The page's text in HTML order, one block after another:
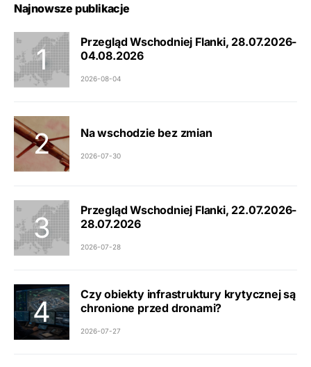
Najnowsze publikacje
Przegląd Wschodniej Flanki, 28.07.2026-
04.08.2026
2026-08-04
Na wschodzie bez zmian
2026-07-30
Przegląd Wschodniej Flanki, 22.07.2026-
28.07.2026
2026-07-28
Czy obiekty infrastruktury krytycznej są
chronione przed dronami?
2026-07-27